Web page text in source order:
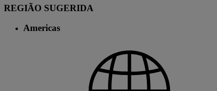
REGIÃO SUGERIDA
Americas